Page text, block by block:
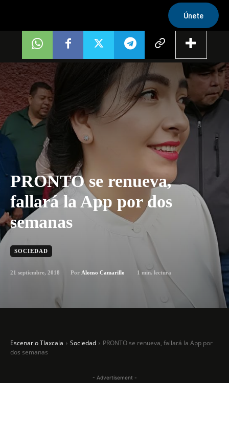
Únete
PRONTO se renueva,
fallará la App por dos
semanas
SOCIEDAD
21 septiembre, 2018 Por Alonso Camarillo 1 min. lectura
Escenario Tlaxcala Sociedad
PRONTO se renueva, fallará la App por
dos semanas
- Advertisement -